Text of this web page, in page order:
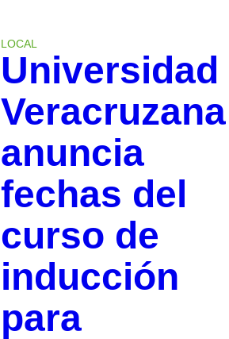
LOCAL
Universidad
Veracruzana
anuncia
fechas del
curso de
inducción
para